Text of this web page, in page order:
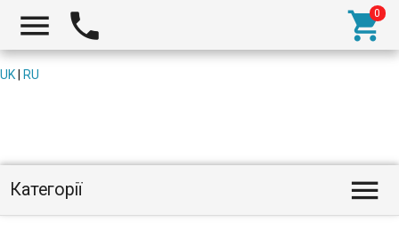
  
UK RU
Категорії 